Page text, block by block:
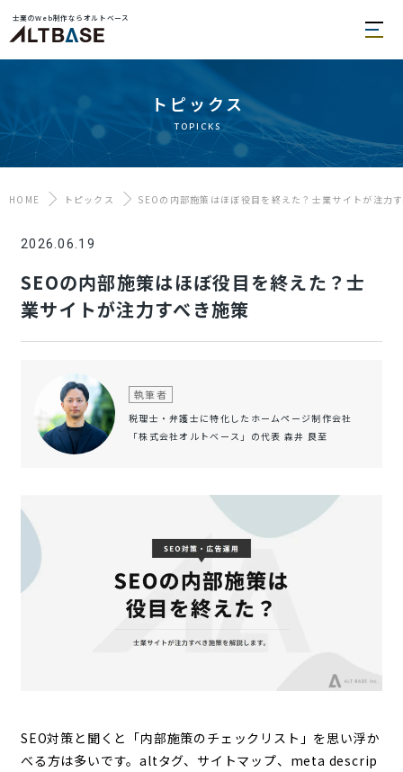
士業のWeb制作ならオルトベース
トピックス
topicks
HOME トピックス SEOの内部施策はほぼ役目を終えた？士業サイトが注力
2026.06.19
SEOの内部施策はほぼ役目を終えた？士
業サイトが注力すべき施策
執筆者
税理士・弁護士に特化したホームページ制作会社
「株式会社オルトベース」の代表 森井 良至
SEO対策と聞くと「内部施策のチェックリスト」を思い浮か
べる方は多いです。altタグ、サイトマップ、meta descrip